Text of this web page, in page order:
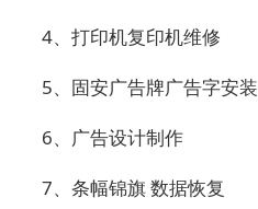
4、打印机复印机维修
5、固安广告牌广告字安装
6、广告设计制作
7、条幅锦旗 数据恢复